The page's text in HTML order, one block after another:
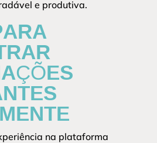
e produtiva.
na plataforma